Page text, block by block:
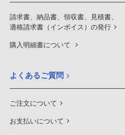
請求書、納品書、領収書、見積書、
適格請求書（インボイス）の発行
購入明細書について
よくあるご質問
ご注文について
お支払いについて